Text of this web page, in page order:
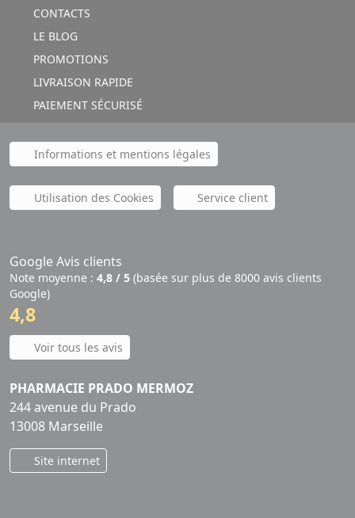
CONTACTS
LE BLOG
PROMOTIONS
LIVRAISON RAPIDE
PAIEMENT SÉCURISÉ
Informations et mentions légales
Utilisation des Cookies Service client
Google Avis clients
Note moyenne : 4,8 / 5 (basée sur plus de 8000 avis clients
Google)
4,8
Voir tous les avis
PHARMACIE PRADO MERMOZ
244 avenue du Prado
13008 Marseille
Site internet